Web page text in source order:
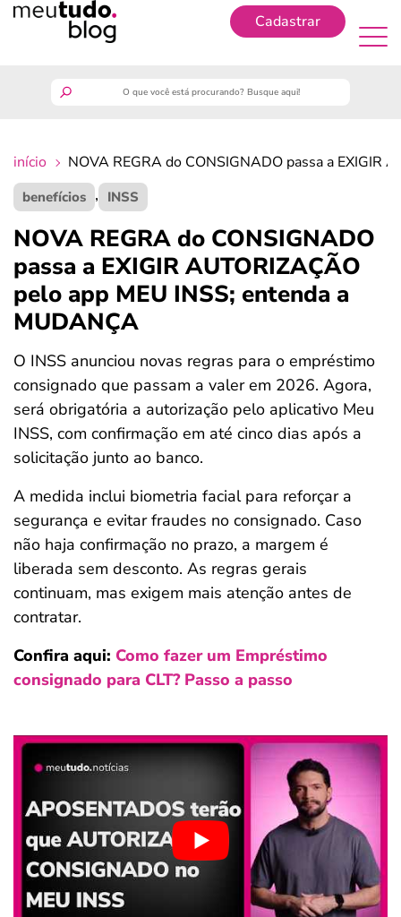
Cadastrar
guia do trabalhador
finanças
benefícios
crédito fácil
últimas notícias
ferramentas
início NOVA REGRA do CONSIGNADO passa a EXIGIR
benefícios , INSS
NOVA REGRA do CONSIGNADO
passa a EXIGIR AUTORIZAÇÃO
pelo app MEU INSS; entenda a
MUDANÇA
O INSS anunciou novas regras para o empréstimo
consignado que passam a valer em 2026. Agora,
será obrigatória a autorização pelo aplicativo Meu
INSS, com confirmação em até cinco dias após a
solicitação junto ao banco.
A medida inclui biometria facial para reforçar a
segurança e evitar fraudes no consignado. Caso
não haja confirmação no prazo, a margem é
liberada sem desconto. As regras gerais
continuam, mas exigem mais atenção antes de
contratar.
Confira aqui: Como fazer um Empréstimo
consignado para CLT? Passo a passo